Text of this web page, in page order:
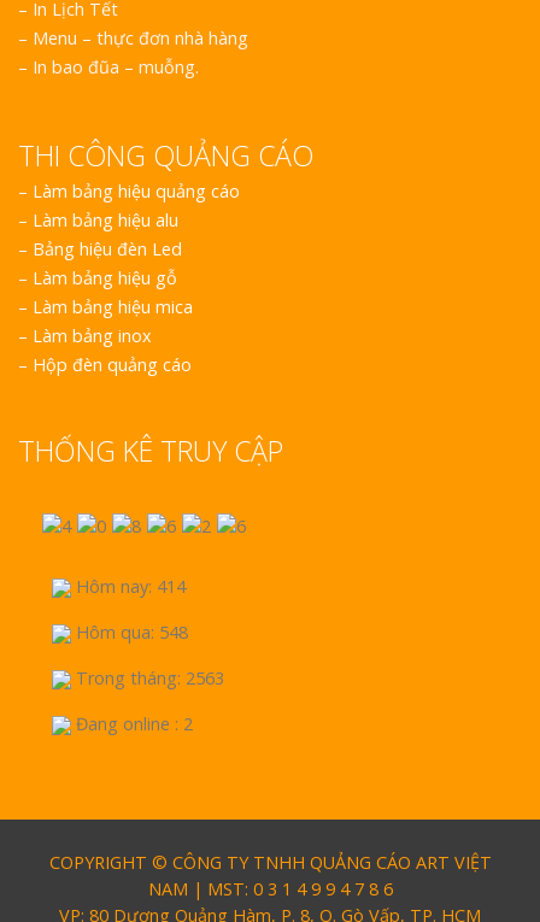
– In Lịch Tết
– Menu – thực đơn nhà hàng
– In bao đũa – muỗng.
THI CÔNG QUẢNG CÁO
– Làm bảng hiệu quảng cáo
– Làm bảng hiệu alu
– Bảng hiệu đèn Led
– Làm bảng hiệu gỗ
– Làm bảng hiệu mica
– Làm bảng inox
– Hộp đèn quảng cáo
THỐNG KÊ TRUY CẬP
Hôm nay: 414
Hôm qua: 548
Trong tháng: 2563
Đang online : 2
COPYRIGHT © CÔNG TY TNHH QUẢNG CÁO ART VIỆT
NAM | MST: 0 3 1 4 9 9 4 7 8 6
VP: 80 Dương Quảng Hàm, P. 8, Q. Gò Vấp, TP. HCM